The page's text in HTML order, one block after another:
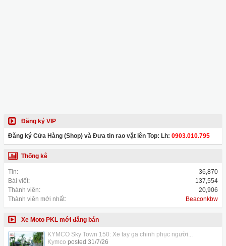
Đăng ký VIP
Đăng ký Cửa Hàng (Shop) và Đưa tin rao vặt lên Top: Lh: 0903.010.795
Thống kê
Tin:
36,870
Bài viết:
137,554
Thành viên:
20,906
Thành viên mới nhất:
Beaconkbw
Xe Moto PKL mới đăng bán
KYMCO Sky Town 150: Xe tay ga chinh phục người...
Kymco posted 31/7/26